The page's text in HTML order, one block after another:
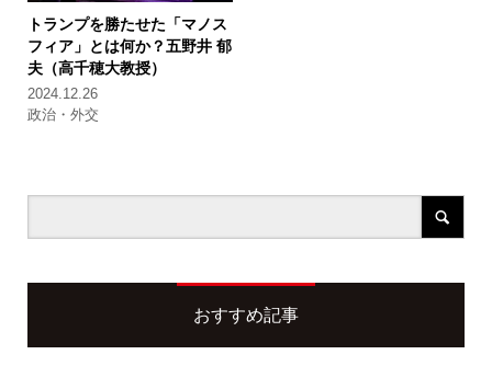
トランプを勝たせた「マノス
フィア」とは何か？五野井 郁
夫（高千穂大教授）
2024.12.26
政治・外交
おすすめ記事